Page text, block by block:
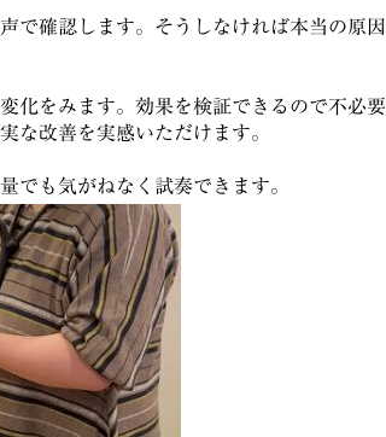
で確認します。そうしなければ本当の原因
化をみます。効果を検証できるので不必要
な改善を実感いただけます。
でも気がねなく試奏できます。